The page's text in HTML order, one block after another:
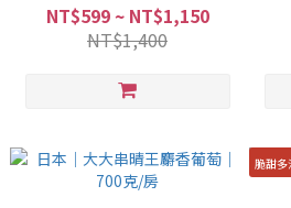
NT$599 ~ NT$1,150
NT$1,400
脆甜多